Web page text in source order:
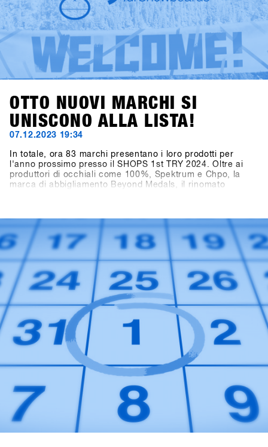
OTTO NUOVI MARCHI SI
UNISCONO ALLA LISTA!
07.12.2023 19:34
In totale, ora 83 marchi presentano i loro prodotti per
l'anno prossimo presso il SHOPS 1st TRY 2024. Oltre ai
produttori di occhiali come 100%, Spektrum e Chpo, la
marca di abbigliamento Beyond Medals, il rinomato
Particolarmente emozionante è la notizia dell'aggiunta nel
settore Hardware per Snowboard: anche Tur Snowboards
dalla Svezia è presente.Accedi a SHOPS 1st BASE per
scoprire di più su questi nuovi marchi!